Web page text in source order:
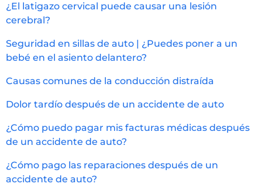
¿El latigazo cervical puede causar una lesión
cerebral?
Seguridad en sillas de auto | ¿Puedes poner a un
bebé en el asiento delantero?
Causas comunes de la conducción distraída
Dolor tardío después de un accidente de auto
¿Cómo puedo pagar mis facturas médicas después
de un accidente de auto?
¿Cómo pago las reparaciones después de un
accidente de auto?